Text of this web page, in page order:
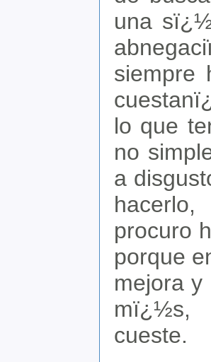
una
siempre
lo que
no
a
procuro
porque
mejora
mï¿½s,
cueste.